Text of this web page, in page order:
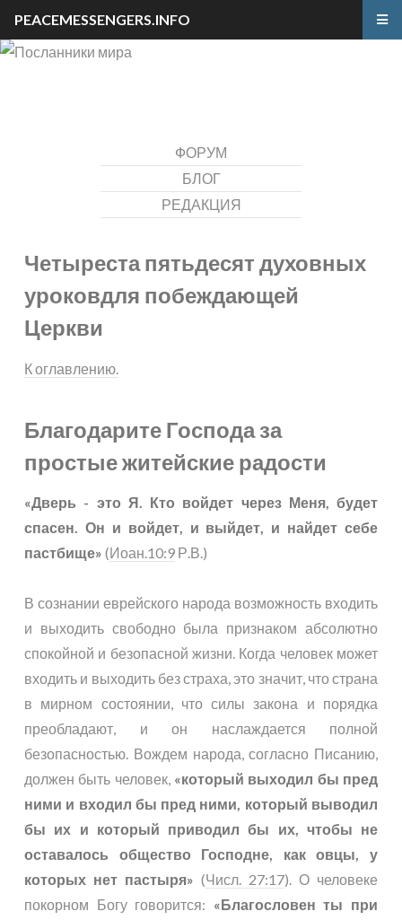
ФОРУМ
БЛОГ
РЕДАКЦИЯ
Четыреста пятьдесят духовных
уроковдля побеждающей
Церкви
К оглавлению.
Благодарите Господа за
простые житейские радости
«Дверь - это Я. Кто войдет через Меня, будет
спасен. Он и войдет, и выйдет, и найдет себе
пастбище» (Иоан.10:9 Р.В.)
В сознании еврейского народа возможность входить
и выходить свободно была признаком абсолютно
спокойной и безопасной жизни. Когда человек может
входить и выходить без страха, это значит, что страна
в мирном состоянии, что силы закона и порядка
преобладают, и он наслаждается полной
безопасностью. Вождем народа, согласно Писанию,
должен быть человек, «который выходил бы пред
ними и входил бы пред ними, который выводил
бы их и который приводил бы их, чтобы не
оставалось общество Господне, как овцы, у
которых нет пастыря» (Числ. 27:17). О человеке
покорном Богу говорится: «Благословен ты при
PEACEMESSENGERS.INFO